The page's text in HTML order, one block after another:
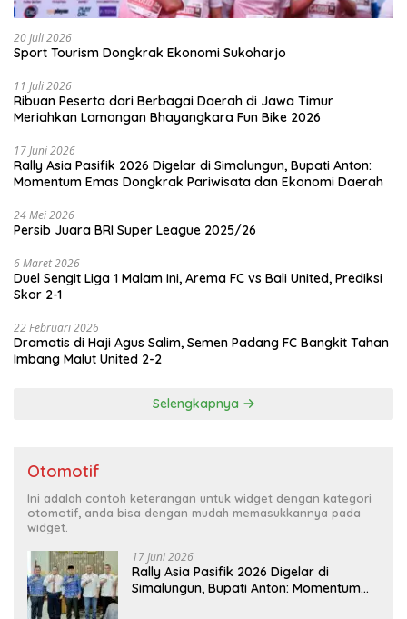
20 Juli 2026
Sport Tourism Dongkrak Ekonomi Sukoharjo
11 Juli 2026
Ribuan Peserta dari Berbagai Daerah di Jawa Timur
Meriahkan Lamongan Bhayangkara Fun Bike 2026
17 Juni 2026
Rally Asia Pasifik 2026 Digelar di Simalungun, Bupati Anton:
Momentum Emas Dongkrak Pariwisata dan Ekonomi Daerah
24 Mei 2026
Persib Juara BRI Super League 2025/26
6 Maret 2026
Duel Sengit Liga 1 Malam Ini, Arema FC vs Bali United, Prediksi
Skor 2-1
22 Februari 2026
Dramatis di Haji Agus Salim, Semen Padang FC Bangkit Tahan
Imbang Malut United 2-2
Selengkapnya
Otomotif
Ini adalah contoh keterangan untuk widget dengan kategori
otomotif, anda bisa dengan mudah memasukkannya pada
widget.
17 Juni 2026
Rally Asia Pasifik 2026 Digelar di
Simalungun, Bupati Anton: Momentum